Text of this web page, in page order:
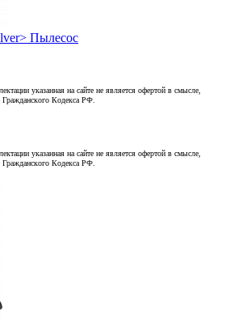
Пылесос
указанная на сайте не является офертой в смысле,
Кодекса РФ.
указанная на сайте не является офертой в смысле,
Кодекса РФ.